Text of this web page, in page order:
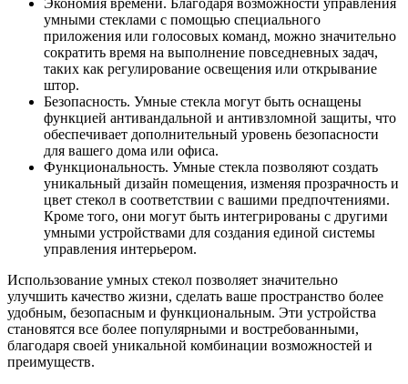
Экономия времени. Благодаря возможности управления
умными стеклами с помощью специального
приложения или голосовых команд, можно значительно
сократить время на выполнение повседневных задач,
таких как регулирование освещения или открывание
штор.
Безопасность. Умные стекла могут быть оснащены
функцией антивандальной и антивзломной защиты, что
обеспечивает дополнительный уровень безопасности
для вашего дома или офиса.
Функциональность. Умные стекла позволяют создать
уникальный дизайн помещения, изменяя прозрачность и
цвет стекол в соответствии с вашими предпочтениями.
Кроме того, они могут быть интегрированы с другими
умными устройствами для создания единой системы
управления интерьером.
Использование умных стекол позволяет значительно
улучшить качество жизни, сделать ваше пространство более
удобным, безопасным и функциональным. Эти устройства
становятся все более популярными и востребованными,
благодаря своей уникальной комбинации возможностей и
преимуществ.